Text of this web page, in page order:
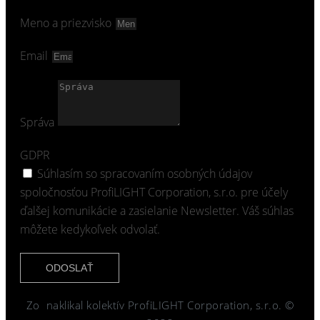
Meno a priezvisko
Email
Správa
GDPR
Súhlasím so spracovaním osobných údajov
spoločnosťou ProfiLIGHT Corporation, s.r.o. pre účely
ďalšej komunikácie a zasielanie Newsletter. Váš súhlas
môžete kedykoľvek odvolať.
ODOSLAŤ
Zo naklikal kolektív ProfiLIGHT Corporation, s.r.o. ©